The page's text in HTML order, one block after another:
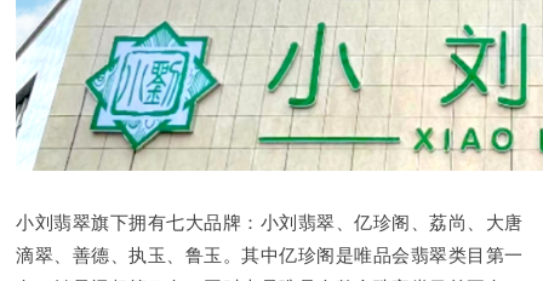
小刘翡翠旗下拥有七大品牌：小刘翡翠、亿珍阁、荔尚、大唐
滴翠、善德、执玉、鲁玉。其中亿珍阁是唯品会翡翠类目第一